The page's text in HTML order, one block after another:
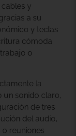
y
a su
y teclas
cómoda
o
la
un sonido claro,
de tres
del audio,
reuniones